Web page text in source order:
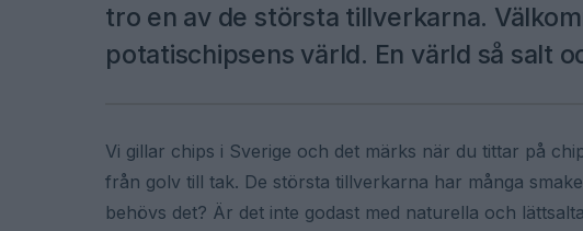
tro en av de största tillverkarna.
potatischipsens värld. En värld så salt
Vi gillar chips i Sverige och det märks när du tittar på
från golv till tak. De största tillverkarna har många
behövs det? Är det inte godast med naturella och